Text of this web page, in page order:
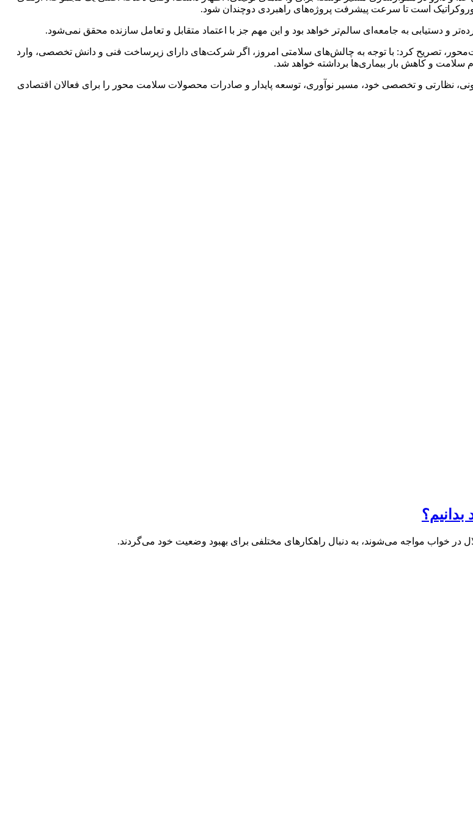
است تا سرعت پیشرفت پروژه‌های راهبردی دوچندان شود.
دستیابی به جامعه‌ای سالم‌تر خواهد بود و این مهم جز با اعتماد متقابل و تعامل سازنده محقق نمی‌شود.
تصریح کرد: با توجه به چالش‌های سلامتی امروز، اگر شرکت‌های دارای زیرساخت فنی و دانش تخصصی، وارد
سلامت و کاهش بار بیماری‌ها برداشته خواهد شد.
نظارتی و تخصصی خود، مسیر نوآوری، توسعه پایدار و صادرات محصولات سلامت‌ محور را برای فعالان اقتصادی
در خواب مواجه می‌شوند، به دنبال راهکارهای مختلفی برای بهبود وضعیت خود می‌گردند.